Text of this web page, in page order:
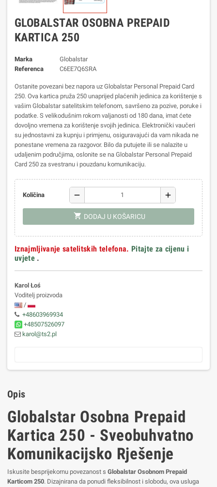
GLOBALSTAR OSOBNA PREPAID
KARTICA 250
Marka
Globalstar
Referenca
C6EE7Q6SRA
Ostanite povezani bez napora uz Globalstar Personal Prepaid Card
250. Ova kartica pruža 250 unaprijed plaćenih jedinica za korištenje s
vašim Globalstar satelitskim telefonom, savršeno za pozive, poruke i
podatke. S velikodušnim rokom valjanosti od 180 dana, imat ćete
dovoljno vremena za korištenje svojih jedinica. Elektronički vaučeri
su jednostavni za kupnju i primjenu, osiguravajući da vam nikada ne
ponestane vremena za razgovor. Bilo da putujete ili se nalazite u
udaljenim područjima, oslonite se na Globalstar Personal Prepaid
Card 250 za svestranu i pouzdanu komunikaciju.
Količina remove add
shopping_cart DODAJ U KOŠARICU
Iznajmljivanje satelitskih telefona. Pitajte za cijenu i
uvjete.
Karol Łoś
Voditelj proizvoda
/
+48603969934
+48507526097
karol@ts2.pl
Opis
Globalstar Osobna Prepaid
Kartica 250 - Sveobuhvatno
Komunikacijsko Rješenje
Iskusite besprijekornu povezanost s Globalstar Osobnom Prepaid
Karticom 250. Dizajnirana da ponudi fleksibilnost i slobodu, ova usluga